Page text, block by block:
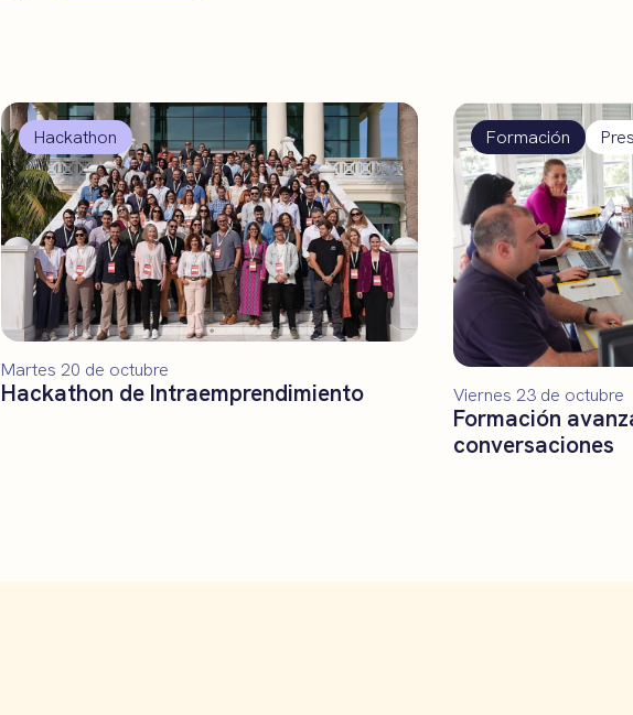
Hackathon
Hackathon de Intraemprendimiento
Martes 20 de octubre
Formación
Formación
conversaciones
Viernes 23 de octubre